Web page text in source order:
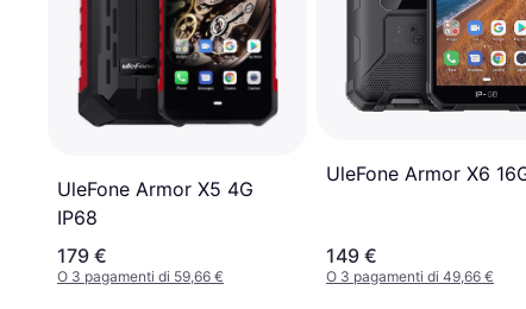
UleFone Armor X5 4G
IP68
179 €
O 3 pagamenti di 59,66 €
UleFone Armor X6
149 €
O 3 pagamenti di 49,66 €